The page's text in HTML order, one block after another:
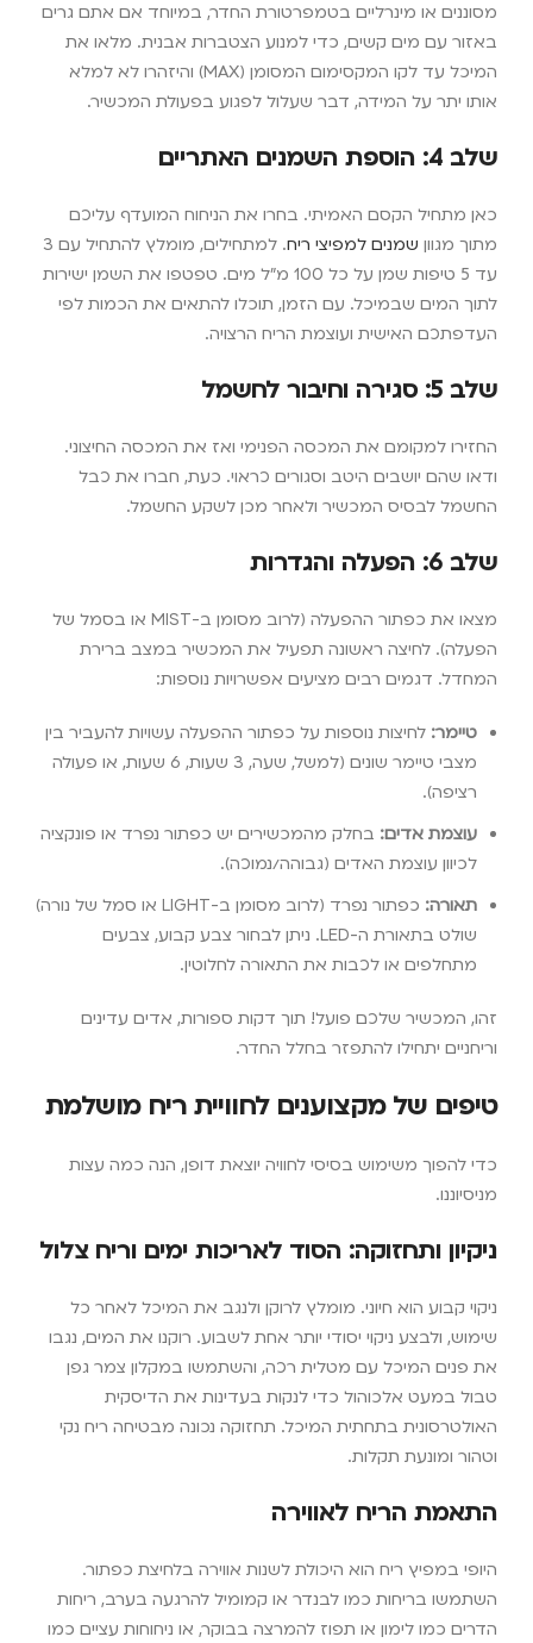
מסוננים או מינרליים בטמפרטורת החדר, במיוחד אם אתם גרים
באזור עם מים קשים, כדי למנוע הצטברות אבנית. מלאו את
המיכל עד לקו המקסימום המסומן (MAX) והיזהרו לא למלא
אותו יתר על המידה, דבר שעלול לפגוע בפעולת המכשיר.
שלב 4: הוספת השמנים האתריים
כאן מתחיל הקסם האמיתי. בחרו את הניחוח המועדף עליכם
מתוך מגוון שמנים למפיצי ריח
. למתחילים, מומלץ להתחיל עם 3
עד 5 טיפות שמן על כל 100 מ"ל מים. טפטפו את השמן ישירות
לתוך המים שבמיכל. עם הזמן, תוכלו להתאים את הכמות לפי
העדפתכם האישית ועוצמת הריח הרצויה.
שלב 5: סגירה וחיבור לחשמל
החזירו למקומם את המכסה הפנימי ואז את המכסה החיצוני.
ודאו שהם יושבים היטב וסגורים כראוי. כעת, חברו את כבל
החשמל לבסיס המכשיר ולאחר מכן לשקע החשמל.
שלב 6: הפעלה והגדרות
מצאו את כפתור ההפעלה (לרוב מסומן ב-MIST או בסמל של
הפעלה). לחיצה ראשונה תפעיל את המכשיר במצב ברירת
המחדל. דגמים רבים מציעים אפשרויות נוספות:
טיימר: לחיצות נוספות על כפתור ההפעלה עשויות להעביר בין
מצבי טיימר שונים (למשל, שעה, 3 שעות, 6 שעות, או פעולה
רציפה).
עוצמת אדים: בחלק מהמכשירים יש כפתור נפרד או פונקציה
לכיוון עוצמת האדים (גבוהה/נמוכה).
תאורה:
כפתור נפרד (לרוב מסומן ב-LIGHT או סמל של נורה)
שולט בתאורת ה-LED. ניתן לבחור צבע קבוע, צבעים
מתחלפים או לכבות את התאורה לחלוטין.
זהו, המכשיר שלכם פועל! תוך דקות ספורות, אדים עדינים
וריחניים יתחילו להתפזר בחלל החדר.
טיפים של מקצוענים לחוויית ריח מושלמת
כדי להפוך משימוש בסיסי לחוויה יוצאת דופן, הנה כמה עצות
מניסיוננו.
ניקיון ותחזוקה: הסוד לאריכות ימים וריח צלול
ניקוי קבוע הוא חיוני. מומלץ לרוקן ולנגב את המיכל לאחר כל
שימוש, ולבצע ניקוי יסודי יותר אחת לשבוע. רוקנו את המים, נגבו
את פנים המיכל עם מטלית רכה, והשתמשו במקלון צמר גפן
טבול במעט אלכוהול כדי לנקות בעדינות את הדיסקית
האולטרסונית בתחתית המיכל. תחזוקה נכונה מבטיחה ריח נקי
וטהור ומונעת תקלות.
התאמת הריח לאווירה
היופי במפיץ ריח הוא היכולת לשנות אווירה בלחיצת כפתור.
השתמשו בריחות כמו לבנדר או קמומיל להרגעה בערב, ריחות
הדרים כמו לימון או תפוז להמרצה בבוקר, או ניחוחות עציים כמו